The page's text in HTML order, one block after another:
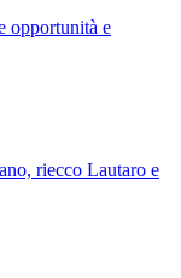
opportunità e
riecco Lautaro e